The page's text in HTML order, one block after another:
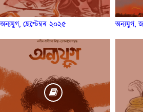
অন্যযুগ, ছেপ্টেম্বৰ ২০২৫ অন্যযুগ,